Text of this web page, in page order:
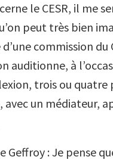
le CESR, il me
peut très bien
commission du
auditionne, à
trois ou quatre
avec un médiateur,
Geffroy : Je pense